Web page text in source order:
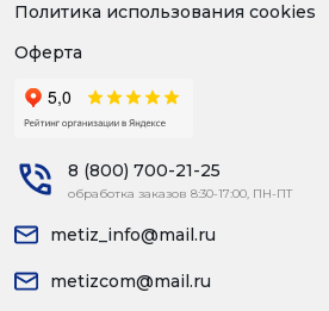
Политика использования cookies
Оферта
8 (800) 700-21-25
обработка заказов 8:30-17:00, ПН-ПТ
metiz_info@mail.ru
metizcom@mail.ru